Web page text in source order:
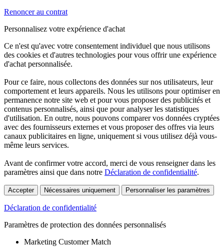
Renoncer au contrat
Personnalisez votre expérience d'achat
Ce n'est qu'avec votre consentement individuel que nous utilisons
des cookies et d'autres technologies pour vous offrir une expérience
d'achat personnalisée.
Pour ce faire, nous collectons des données sur nos utilisateurs, leur
comportement et leurs appareils. Nous les utilisons pour optimiser en
permanence notre site web et pour vous proposer des publicités et
contenus personnalisés, ainsi que pour analyser les statistiques
d'utilisation. En outre, nous pouvons comparer vos données cryptées
avec des fournisseurs externes et vous proposer des offres via leurs
canaux publicitaires en ligne, uniquement si vous utilisez déjà vous-
même leurs services.
Avant de confirmer votre accord, merci de vous renseigner dans les
paramètres ainsi que dans notre Déclaration de confidentialité.
Accepter Nécessaires uniquement Personnaliser les paramètres
Déclaration de confidentialité
Paramètres de protection des données personnalisés
Marketing Customer Match